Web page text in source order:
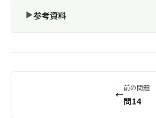
参考資料
←
前の問題
問14